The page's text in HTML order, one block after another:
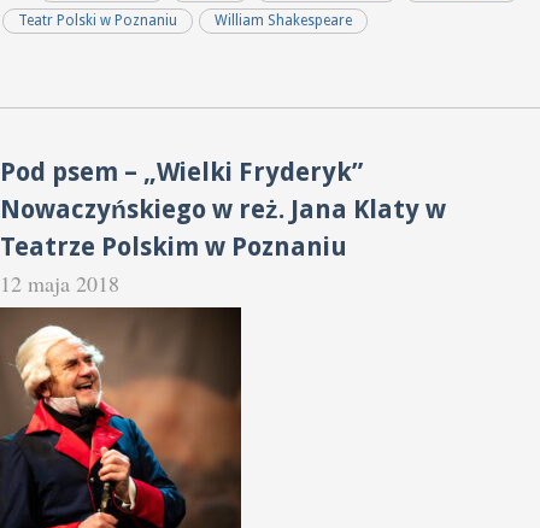
Teatr Polski w Poznaniu
William Shakespeare
Pod psem – „Wielki Fryderyk”
Nowaczyńskiego w reż. Jana Klaty w
Teatrze Polskim w Poznaniu
12 maja 2018